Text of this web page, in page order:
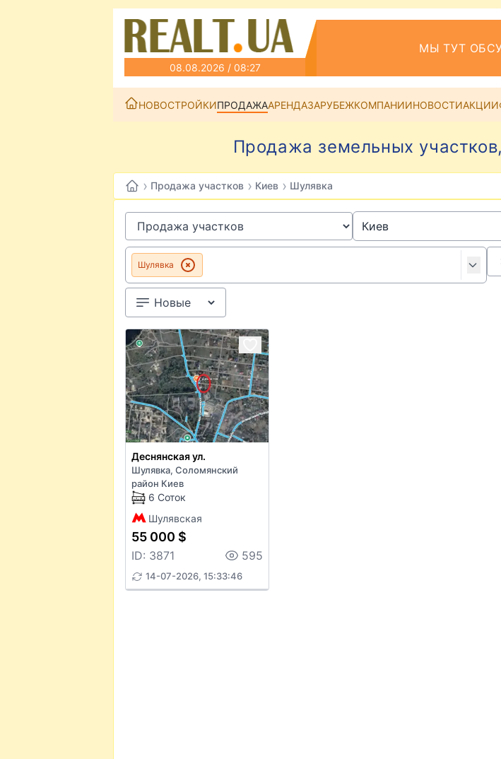
08.08.2026 / 08:27
МЫ ТУТ
НОВОСТРОЙКИПРОДАЖААРЕНДАЗАРУБЕЖКОМПАНИИНОВОСТИАКЦИИ
Продажа земельных
› Продажа участков › Киев › Шулявка
Шулявка
Деснянская ул.
Шулявка, Соломянский
район Киев
6 Соток
Шулявская
55 000 $
ID: 3871 595
14-07-2026, 15:33:46